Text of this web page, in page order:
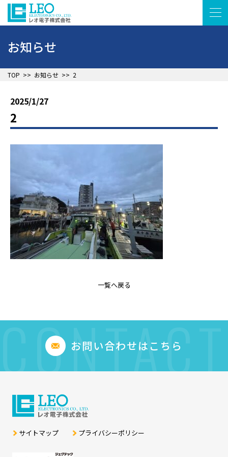
お知らせ
TOP >> お知らせ >> 2
2025/1/27
2
一覧へ戻る
お問い合わせはこちら
CONTACT
サイトマップ プライバシーポリシー